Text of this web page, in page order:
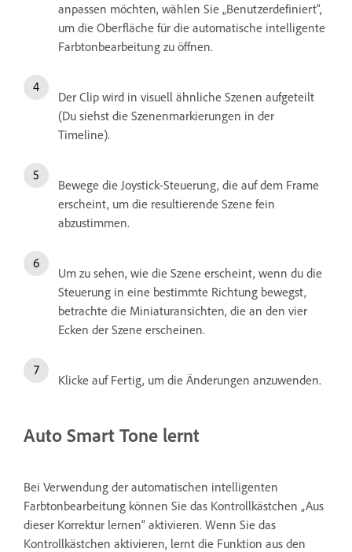
anpassen möchten, wählen Sie „Benutzerdefiniert“,
um die Oberfläche für die automatische intelligente
Farbtonbearbeitung zu öffnen.
Der Clip wird in visuell ähnliche Szenen aufgeteilt
(Du siehst die Szenenmarkierungen in der
Timeline).
Bewege die Joystick-Steuerung, die auf dem Frame
erscheint, um die resultierende Szene fein
abzustimmen.
Um zu sehen, wie die Szene erscheint, wenn du die
Steuerung in eine bestimmte Richtung bewegst,
betrachte die Miniaturansichten, die an den vier
Ecken der Szene erscheinen.
Klicke auf Fertig, um die Änderungen anzuwenden.
Auto Smart Tone lernt
Bei Verwendung der automatischen intelligenten
Farbtonbearbeitung können Sie das Kontrollkästchen „Aus
dieser Korrektur lernen“ aktivieren. Wenn Sie das
Kontrollkästchen aktivieren, lernt die Funktion aus den